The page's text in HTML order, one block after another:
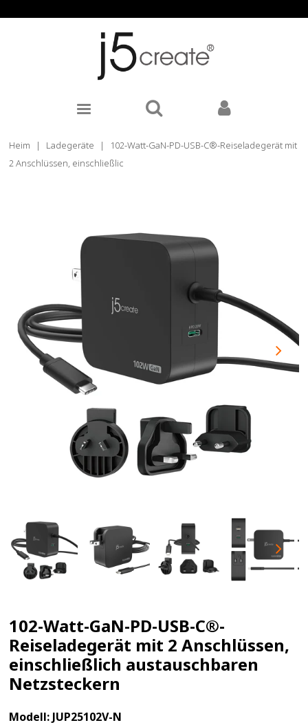
Heim | Ladegeräte |
102-Watt-GaN-PD-USB-C®-Reiseladegerät mit
2 Anschlüssen, einschließlic
102-Watt-GaN-PD-USB-C®-
Reiseladegerät mit 2 Anschlüssen,
einschließlich austauschbaren
Netzsteckern
Modell: JUP25102V-N